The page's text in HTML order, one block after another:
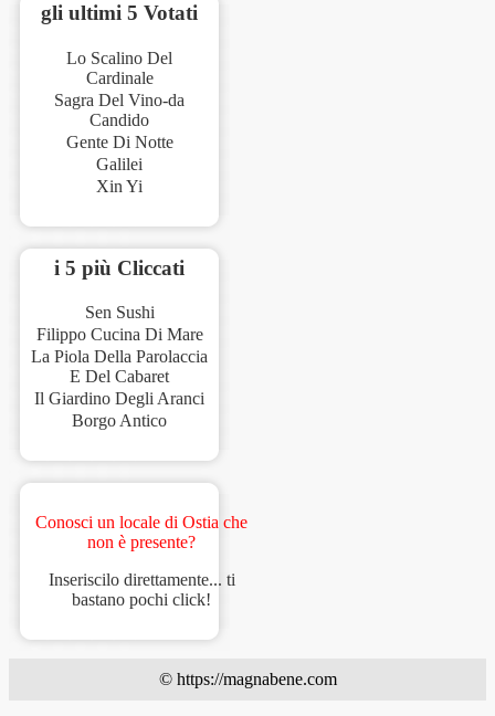
gli ultimi 5 Votati
Lo Scalino Del
Cardinale
Sagra Del Vino-da
Candido
Gente Di Notte
Galilei
Xin Yi
i 5 più Cliccati
Sen Sushi
Filippo Cucina Di Mare
La Piola Della Parolaccia
E Del Cabaret
Il Giardino Degli Aranci
Borgo Antico
Conosci un locale di Ostia che
non è presente?
Inseriscilo direttamente... ti
bastano pochi click!
© https://magnabene.com